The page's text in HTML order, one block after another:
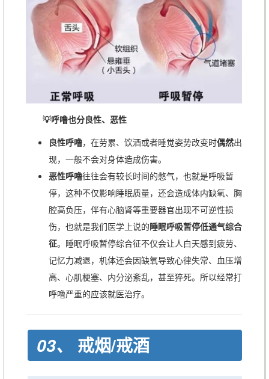
💡呼噜也分良性、恶性
良性呼噜，在劳累、饮酒或者睡觉姿势改变时偶然出
现，一般不会对身体造成伤害。
恶性呼噜往往会有较长时间的憋气，也就是呼吸暂
停，这种不仅影响睡眠质量，还会造成体内缺氧、胸
腔高负压，伴有心脑肾等重要器官出现不可逆性损
伤，也就是我们医学上说的睡眠呼吸暂停低通气综合
征。睡眠呼吸暂停综合征不仅会让人白天感到疲劳、
记忆力减退，机体还会因缺氧导致心律失常、血压增
高、心肌梗塞、内分泌紊乱，甚至猝死。所以经常打
呼噜严重的应该就医治疗。
03、 戒烟/戒酒